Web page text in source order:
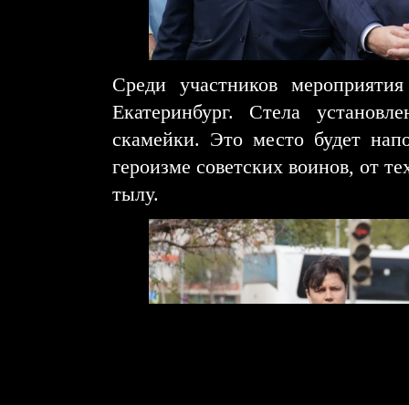
Среди участников
Екатеринбург. Стела
скамейки. Это место будет
героизме советских воинов, от
тылу.